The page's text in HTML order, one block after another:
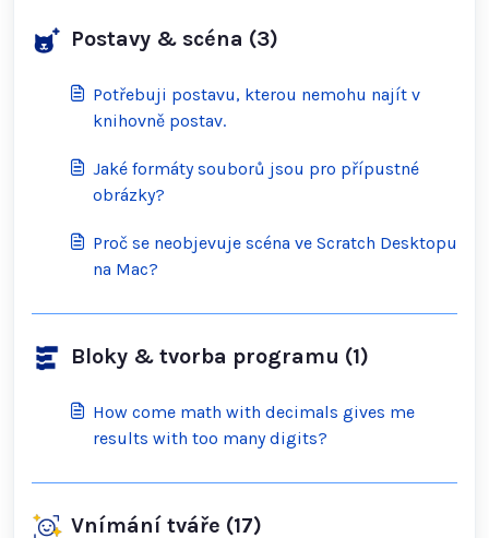
Postavy & scéna (3)
Potřebuji postavu, kterou nemohu najít v
knihovně postav.
Jaké formáty souborů jsou pro přípustné
obrázky?
Proč se neobjevuje scéna ve Scratch Desktopu
na Mac?
Bloky & tvorba programu (1)
How come math with decimals gives me
results with too many digits?
Vnímání tváře (17)